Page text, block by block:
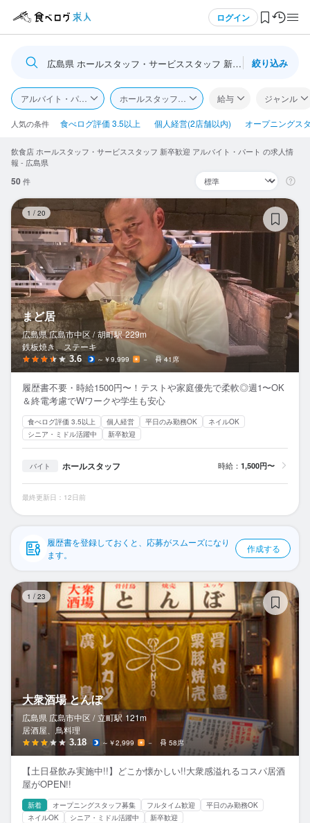
ログイン
ログイン・無料会員登録
食べログ求人TOP
求人検索
マイページ管理
閲覧履歴
気になる求人
検索履歴・保存した条件
応募履歴
WEB履歴書
掲載をご検討の店舗様へ
食べログ求人PRESS
プライバシーポリシー
利用規約
企業情報
広島県 ホールスタッフ・サービススタッフ 新卒歓迎絞り込み
アルバイト・パート ホールスタッフ・サービススタッフ
給与 ジャンル
人気の条件 食べログ評価 3.5以上 個人経営(2店舗以内) オープニングス
飲食店 ホールスタッフ・サービススタッフ 新卒歓迎 アルバイト・パート の求人情
報 - 広島県
50件
1 / 20
まど居
広島県 広島市中区 / 胡町駅 229m
鉄板焼き、ステーキ
3.6 ～￥9,999 － 41席
履歴書不要・時給1500円〜！テストや家庭優先で柔軟◎週1〜OK
＆終電考慮でWワークや学生も安心
食べログ評価 3.5以上 個人経営 平日のみ勤務OK
ネイルOK
シニア・ミドル活躍中
新卒歓迎
バイト ホールスタッフ 時給： 1,500円〜
最終更新日：12日前
履歴書を登録しておくと、応募がスムーズになり
ます。
作成する
1 / 23
大衆酒場 とんぼ
広島県 広島市中区 / 立町駅 121m
居酒屋、鳥料理
3.18 ～￥2,999 － 58席
【土日昼飲み実施中!!】どこか懐かしい!!大衆感溢れるコスパ居酒
屋がOPEN!!
新着 オープニングスタッフ募集 フルタイム歓迎
平日のみ勤務OK
ネイルOK
シニア・ミドル活躍中 新卒歓迎